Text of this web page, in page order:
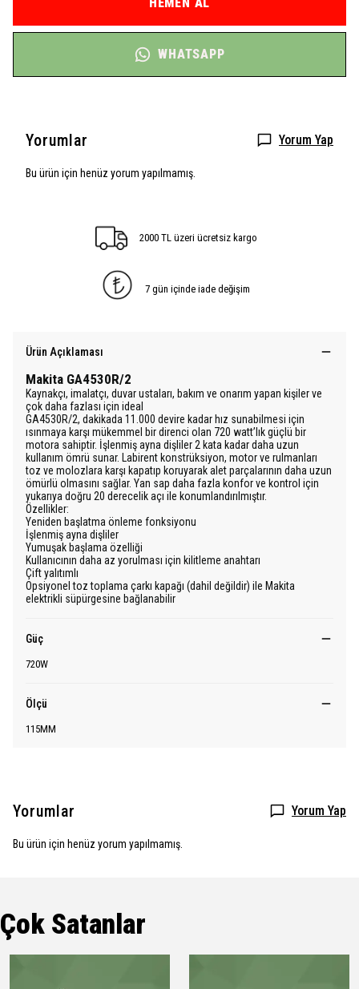
WHATSAPP
Yorumlar Yorum Yap
Bu ürün için henüz yorum yapılmamış.
2000 TL üzeri ücretsiz kargo
7 gün içinde iade değişim
Ürün Açıklaması
Makita GA4530R/2
Kaynakçı, imalatçı, duvar ustaları, bakım ve onarım yapan kişiler ve
çok daha fazlası için ideal
GA4530R/2, dakikada 11.000 devire kadar hız sunabilmesi için
ısınmaya karşı mükemmel bir direnci olan 720 watt’lık güçlü bir
motora sahiptir. İşlenmiş ayna dişliler 2 kata kadar daha uzun
kullanım ömrü sunar. Labirent konstrüksiyon, motor ve rulmanları
toz ve molozlara karşı kapatıp koruyarak alet parçalarının daha uzun
ömürlü olmasını sağlar. Yan sap daha fazla konfor ve kontrol için
yukarıya doğru 20 derecelik açı ile konumlandırılmıştır.
Özellikler:
Yeniden başlatma önleme fonksiyonu
İşlenmiş ayna dişliler
Yumuşak başlama özelliği
Kullanıcının daha az yorulması için kilitleme anahtarı
Çift yalıtımlı
Opsiyonel toz toplama çarkı kapağı (dahil değildir) ile Makita
elektrikli süpürgesine bağlanabilir
Güç
720W
Ölçü
115MM
Yorumlar Yorum Yap
Bu ürün için henüz yorum yapılmamış.
Çok Satanlar